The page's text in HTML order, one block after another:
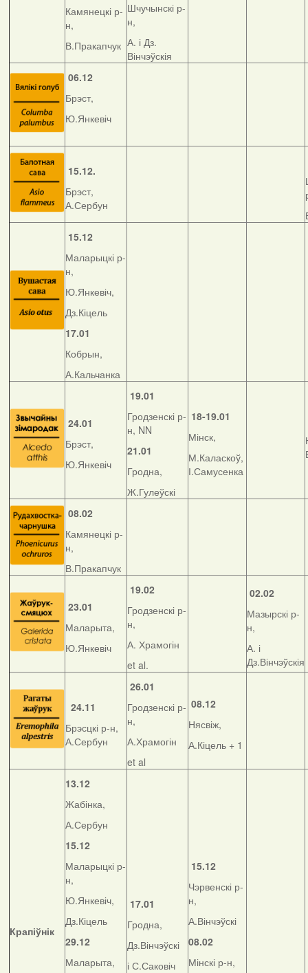
Камянецкі р-
н,
В.Пракапчук
Шчучынскі р-
н,
А. і Дз.
Вінчэўскія
06.12
Брэст,
Ю.Янкевіч
15.12.
Брэст,
А.Сербун
15.12
Маларыцкі р-
н,
Ю.Янкевіч,
Дз.Кіцель
17.01
Кобрын,
А.Кальчанка
24.01
Брэст,
Ю.Янкевіч
19.01
Гродзенскі р-
н, NN
21.01
Гродна,
Ж.Гулеўскі
18-19.01
Мінск,
М.Каласкоў,
І.Самусенка
08.02
Камянецкі р-
н,
В.Пракапчук
23.01
Маларыта,
Ю.Янкевіч
19.02
Гродзенскі р-
н,
А. Храмогін
et al.
02.02
Мазырскі р-
н,
А. і
Дз.Вінчэўскія
24.11
Брэсцкі р-н,
А.Сербун
26.01
Гродзенскі р-
н,
А.Храмогін
et al
08.12
Нясвіж,
А.Кіцель + 1
Крапіўнік
13.12
Жабінка,
А.Сербун
15.12
Маларыцкі р-
н,
Ю.Янкевіч,
Дз.Кіцель
29.12
Маларыта,
17.01
Гродна,
Дз.Вінчэўскі
і С.Саковіч
15.12
Чэрвенскі р-
н,
А.Вінчэўскі
08.02
Мінскі р-н,